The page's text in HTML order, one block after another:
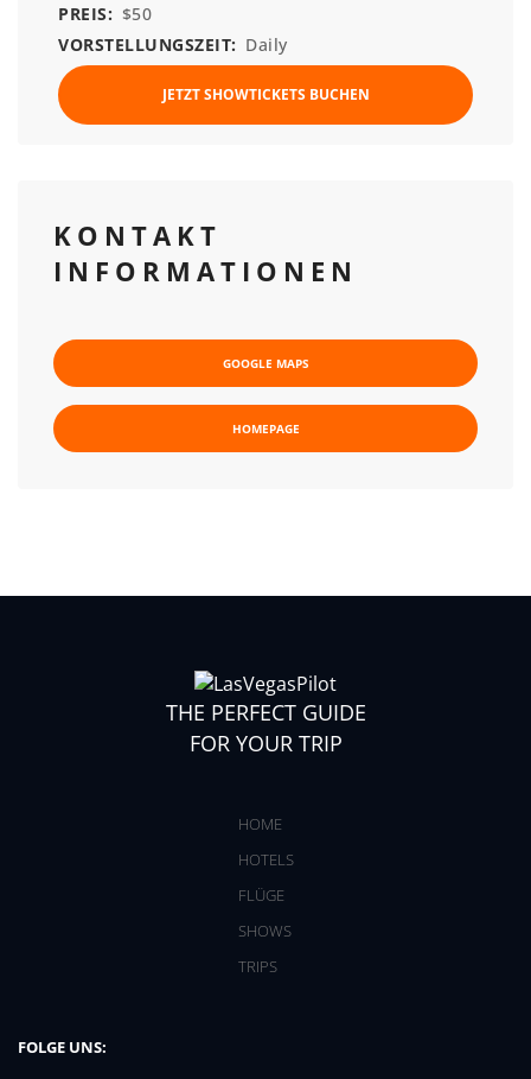
PREIS: $50
VORSTELLUNGSZEIT: Daily
JETZT SHOWTICKETS BUCHEN
KONTAKT
INFORMATIONEN
GOOGLE MAPS
HOMEPAGE
THE PERFECT GUIDE
FOR YOUR TRIP
HOME
HOTELS
FLÜGE
SHOWS
TRIPS
FOLGE UNS: